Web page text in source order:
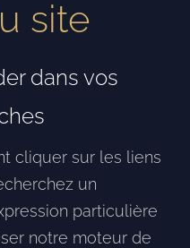
site
dans vos
cliquer sur les liens
un
particulière
notre moteur de